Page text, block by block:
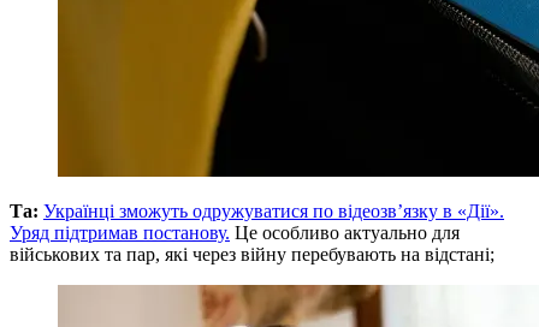
Та: Українці зможуть одружуватися по відеозв’язку в «Дії».
Уряд підтримав постанову. Це особливо актуально для
військових та пар, які через війну перебувають на відстані;